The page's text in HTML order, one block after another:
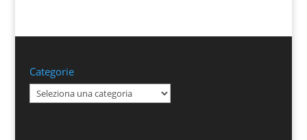
Categorie
Categorie